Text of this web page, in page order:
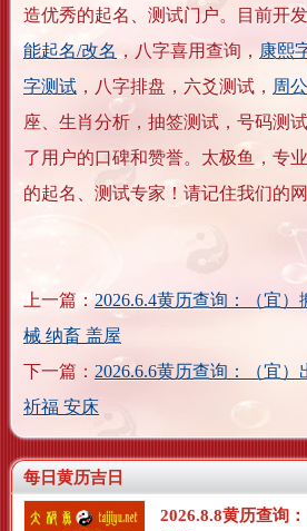
造优秀的起名、测试门户。目前开
能起名/改名 ，八字喜用查询， 康熙
字测试 ，八字排盘，六爻测试， 周
座、生肖分析，抽签测试，号码测
了用户的口碑和赞誉。太极鱼，专
的起名、测试专家！请记住我们的
上一篇： 2026.6.4黄历查询：（宜
械 纳畜 盖屋
下一篇： 2026.6.6黄历查询：（宜
祈福 安床
每日黄历吉日
2026.8.8黄历查询